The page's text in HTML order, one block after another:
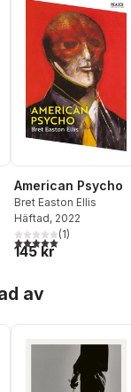
antal röster:
American Psycho
Bret Easton Ellis
Häftad, 2022
5,0utav 5 stjärnor.
(1)
145 kr
av